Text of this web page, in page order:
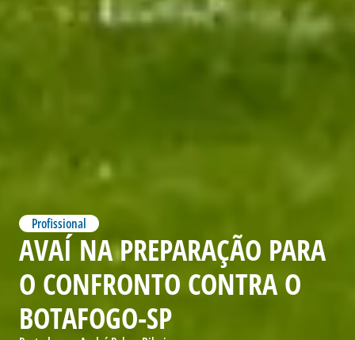
Profissional
AVAÍ NA PREPARAÇÃO PARA
O CONFRONTO CONTRA O
BOTAFOGO-SP